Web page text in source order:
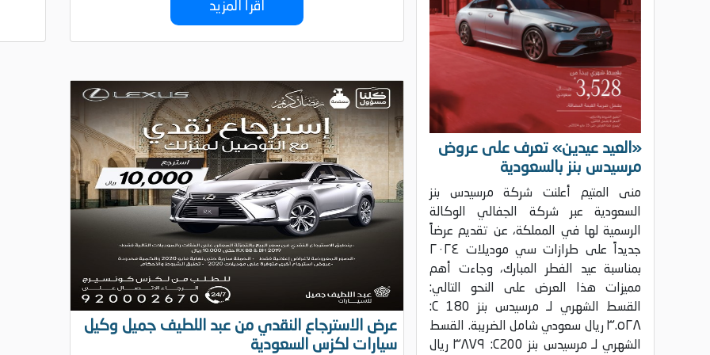
اقرأ المزيد
عرض الاسترجاع النقدي من عبد اللطيف جميل وكيل
سيارات لكزس السعودية
«العيد عيدين» تعرف على عروض
مرسيدس بنز بالسعودية
منى المتيم أعلنت شركة مرسيدس بنز
السعودية عبر شركة الجفالي الوكالة
الرسمية لها في المملكة، عن تقديم عرضاً
جديداً على طرازات سي موديلات ٢٠٢٤
بمناسبة عيد الفطر المبارك، وجاءت أهم
مميزات هذا العرض على النحو التالي:
القسط الشهري لـ مرسيدس بنز 180 C:
٣.٥٢٨ ريال سعودي شامل الضريبة. القسط
الشهري لـ مرسيدس بنز C200: ٣٨٧٩ ريال